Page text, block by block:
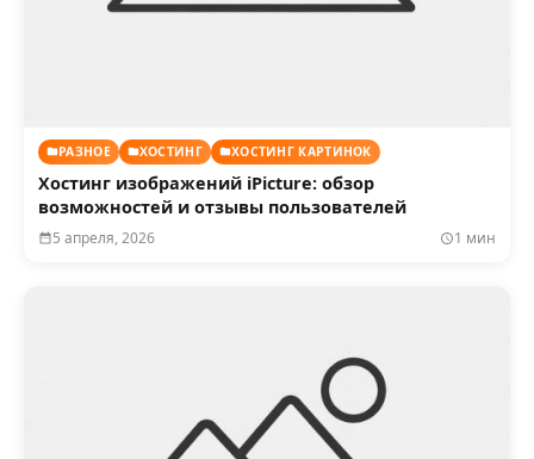
РАЗНОЕ ХОСТИНГ ХОСТИНГ КАРТИНОК
Хостинг изображений iPicture: обзор
возможностей и отзывы пользователей
5 апреля, 2026 1 мин